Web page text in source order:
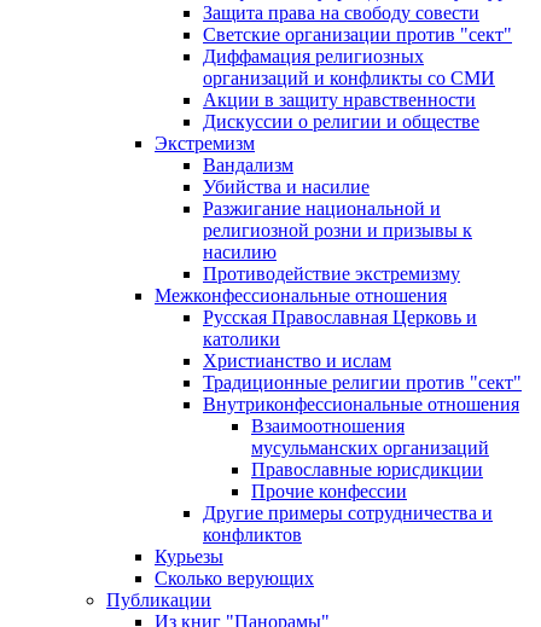
Защита права на свободу совести
Светские организации против "сект"
Диффамация религиозных
организаций и конфликты со СМИ
Акции в защиту нравственности
Дискуссии о религии и обществе
Экстремизм
Вандализм
Убийства и насилие
Разжигание национальной и
религиозной розни и призывы к
насилию
Противодействие экстремизму
Межконфессиональные отношения
Русская Православная Церковь и
католики
Христианство и ислам
Традиционные религии против "сект"
Внутриконфессиональные отношения
Взаимоотношения
мусульманских организаций
Православные юрисдикции
Прочие конфессии
Другие примеры сотрудничества и
конфликтов
Курьезы
Сколько верующих
Публикации
Из книг "Панорамы"